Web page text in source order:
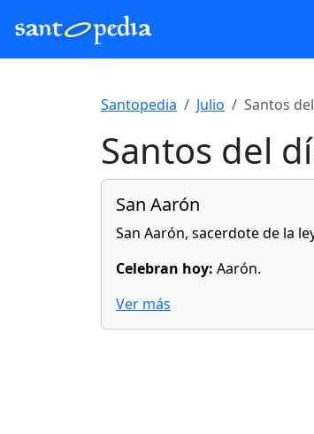
Santopedia Julio Santos
Santos del
San Aarón
San Aarón, sacerdote de la
Celebran hoy: Aarón.
Ver más